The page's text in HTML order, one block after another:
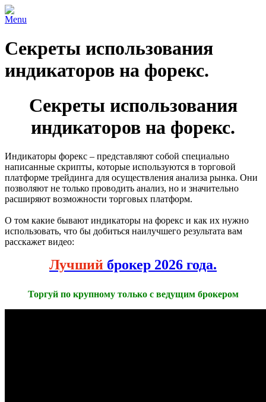
Menu
Секреты использования
индикаторов на форекс.
Секреты использования
индикаторов на форекс.
Индикаторы форекс – представляют собой специально
написанные скрипты, которые используются в торговой
платформе трейдинга для осуществления анализа рынка. Они
позволяют не только проводить анализ, но и значительно
расширяют возможности торговых платформ.
О том какие бывают индикаторы на форекс и как их нужно
использовать, что бы добиться наилучшего результата вам
расскажет видео:
Лучший брокер 2026 года.
Торгуй по крупному только с ведущим брокером